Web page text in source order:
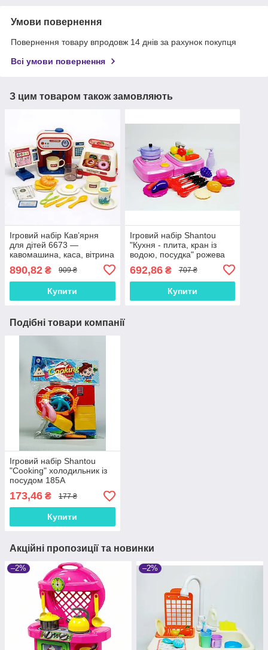
Умови повернення
Повернення товару впродовж 14 днів за рахунок покупця
Всі умови повернення
З цим товаром також замовляють
Ігровий набір Кав’ярня
для дітей 6673 —
кавомашина, каса, вітрина
з десертами, звук, вода,
аксесуари
890,82 ₴ 909 ₴
Купити
Ігровий набір Shantou
"Кухня - плита, кран із
водою, посудка" рожева
692,86₴ 707 ₴
Купити
Подібні товари компанії
Ігровий набір Shantou
"Cooking" холодильник із
посудом 185A
173,46 ₴ 177 ₴
Купити
Акційні пропозиції та новинки
–2% –2%